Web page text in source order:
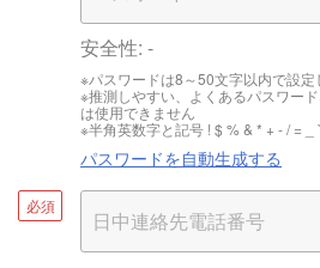
安全性: -
※パスワードは8～50文字以内で設定
※推測しやすい、よくあるパスワー
は使用できません
※半角英数字と記号 ! $ % & * + - / = _
パスワードを自動生成する
必須